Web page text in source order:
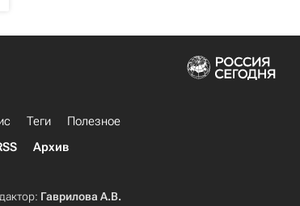
Теги
Полезное
Архив
Гаврилова А.В.